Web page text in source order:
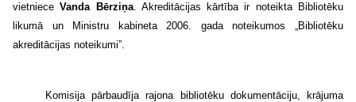
vietnieceVanda Bērziņa. Akreditācijas kārtība ir noteikta Bibliotēku
likumā un Ministru kabineta 2006. gada noteikumos „Bibliotēku
akreditācijas noteikumi”.
Komisija pārbaudīja rajona bibliotēku dokumentāciju, krājuma